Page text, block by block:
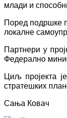
млади и
Поред подршке
локалне
Партнери у
Федерално
Циљ пројекта
стратешких
Сања Ковач